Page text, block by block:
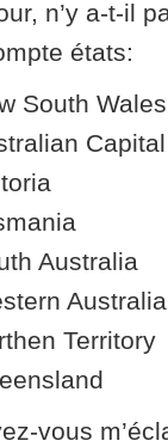
n’y a-t-il
états:
South Wales
Australia
Australia
Territory
vous